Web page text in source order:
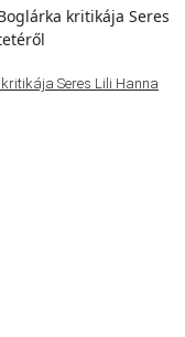
Seres Lili Hanna